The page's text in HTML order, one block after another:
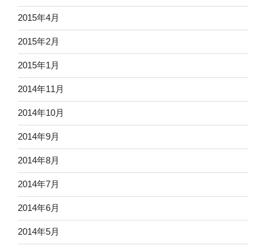
2015年4月
2015年2月
2015年1月
2014年11月
2014年10月
2014年9月
2014年8月
2014年7月
2014年6月
2014年5月